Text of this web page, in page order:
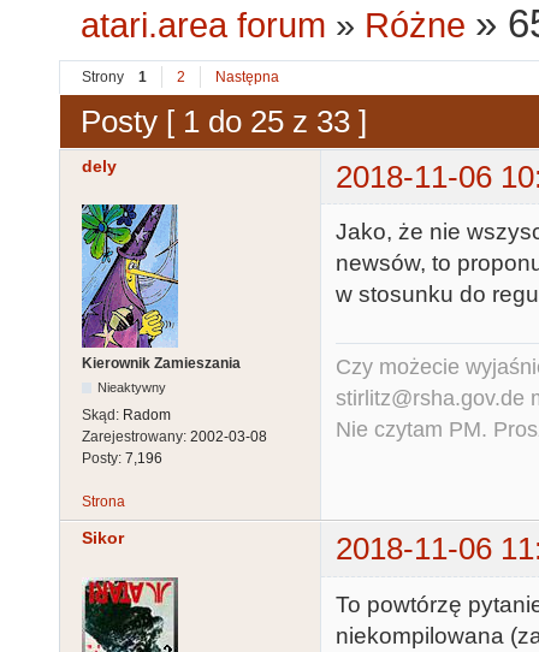
atari.area forum » Różne »
Strony 1 2 Następna
Posty [ 1 do 25 z 33 ]
dely 2018-11-06
Kierownik Zamieszania
Nieaktywny
Skąd: Radom
Zarejestrowany: 2002-03-08
Posty: 7,196
Jako, że nie
newsów, to
w stosunku do
Czy możecie
stirlitz@rsha.gov.de
Nie czytam PM.
Strona
Sikor 2018-11-06
To powtórzę
niekompilowana